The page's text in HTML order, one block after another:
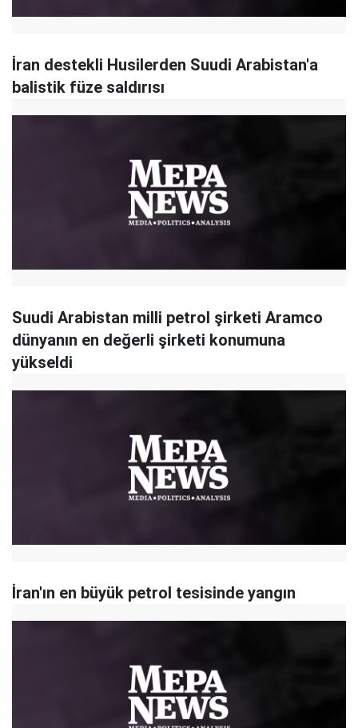
İran destekli Husilerden Suudi Arabistan'a
balistik füze saldırısı
Suudi Arabistan milli petrol şirketi Aramco
dünyanın en değerli şirketi konumuna
yükseldi
İran'ın en büyük petrol tesisinde yangın